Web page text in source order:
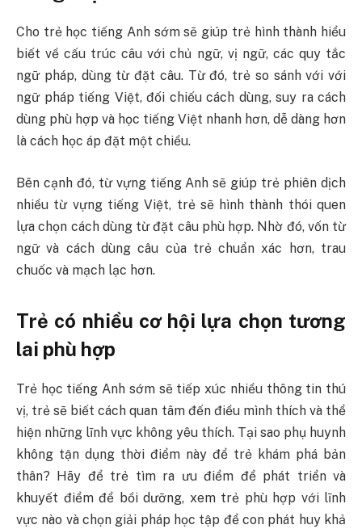
Cho trẻ học tiếng Anh sớm sẽ giúp trẻ hình thành hiểu
biết về cấu trúc câu với chủ ngữ, vị ngữ, các quy tắc
ngữ pháp, dùng từ đặt câu. Từ đó, trẻ so sánh với với
ngữ pháp tiếng Việt, đối chiếu cách dùng, suy ra cách
dùng phù hợp và học tiếng Việt nhanh hơn, dễ dàng hơn
là cách học áp đặt một chiều.
Bên cạnh đó, từ vựng tiếng Anh sẽ giúp trẻ phiên dịch
nhiều từ vựng tiếng Việt, trẻ sẽ hình thành thói quen
lựa chọn cách dùng từ đặt câu phù hợp. Nhờ đó, vốn từ
ngữ và cách dùng câu của trẻ chuẩn xác hơn, trau
chuốc và mạch lạc hơn.
Trẻ có nhiều cơ hội lựa chọn tương
lai phù hợp
Trẻ học tiếng Anh sớm sẽ tiếp xúc nhiều thông tin thú
vị, trẻ sẽ biết cách quan tâm đến điều mình thích và thể
hiện những lĩnh vực không yêu thích. Tại sao phụ huynh
không tận dụng thời điểm này để trẻ khám phá bản
thân? Hãy để trẻ tìm ra ưu điểm để phát triển và
khuyết điểm để bồi dưỡng, xem trẻ phù hợp với lĩnh
vực nào và chọn giải pháp học tập để con phát huy khả